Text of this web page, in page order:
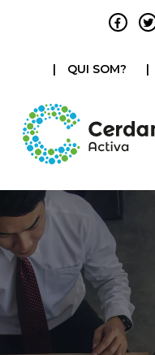
|
QUI SOM? |